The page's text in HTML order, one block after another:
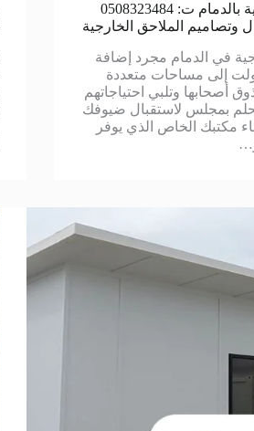
تصاميم ملاحق خارجية بالدمام ت: 0508323484
وتصاميم الملاحق الخارجية
في الدمام مجرد إضافة
إلى مساحات متعددة
أصحابها وتلبي احتياجاتهم
بمجلس لاستقبال ضيوفك
مكتبك الخاص الذي يوفر